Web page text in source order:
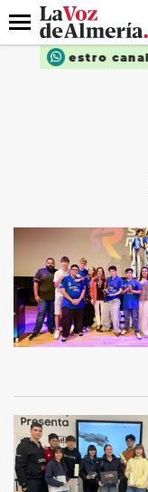
DESTACADO
Menú